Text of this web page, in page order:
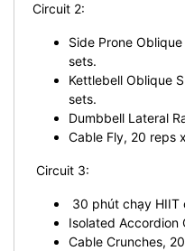
Circuit 2:
Side Prone
sets.
Kettlebell Oblique
sets.
Dumbbell Lateral
Cable Fly, 20 reps
Circuit 3:
30 phút chạy HIIT
Isolated Accordion
Cable Crunches,